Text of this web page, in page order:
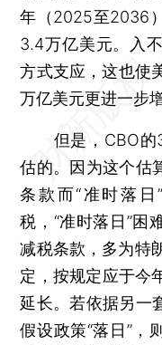
年（2025至2036
3.4万亿美元。入
方式支应，这也使
万亿美元更进一步增
但是，CBO的
估的。因为这个估
条款而“准时落
税，“准时落日”困
减税条款，多为特
定，按规定应于今
延长。若依据另一
假设政策“落日”，